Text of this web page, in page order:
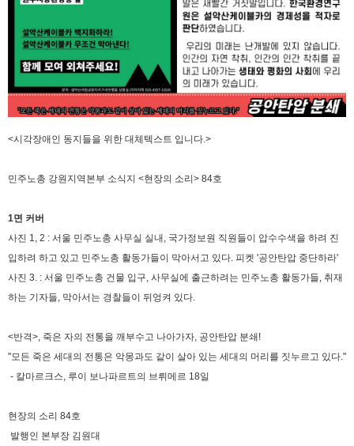
<시각장애인 동지들을 위한 대체텍스트 입니다.>
민주노총 강원지역본부 소식지 <현장의 소리> 84호
1면 커버
사진 1, 2 : 서울 민주노총 사무실 실내, 국가정보원 직원들이 압수수색을 하려 진
입하려 하고 있고 민주노총 활동가들이 막아서고 있다. 피켓 '공안탄압 중단하라'
사진 3. : 서울 민주노총 건물 입구, 사무실에 출근하려는 민주노총 활동가들, 취재
하는 기자들, 막아서는 경찰들이 뒤엉켜 있다.
<반격>, 죽은 자의 전통을 깨부수고 나아가자, 공안탄압 분쇄!
"모든 죽은 세대의 전통은 악몽과도 같이 살아 있는 세대의 머리를 짓누르고 있다."
- 칼마르크스, 루이 보나파르트의 브뤼메르 18일
현장의 소리 84호
발행인 본부장 김원대